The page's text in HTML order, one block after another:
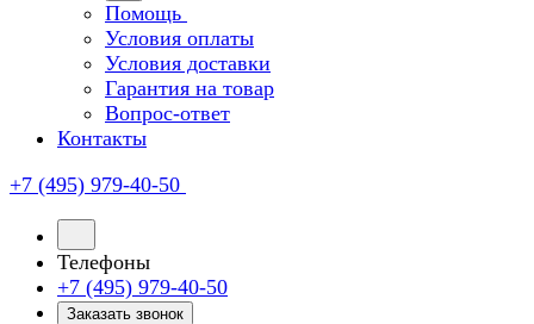
Помощь
Условия оплаты
Условия доставки
Гарантия на товар
Вопрос-ответ
Контакты
+7 (495) 979-40-50
Телефоны
+7 (495) 979-40-50
Заказать звонок